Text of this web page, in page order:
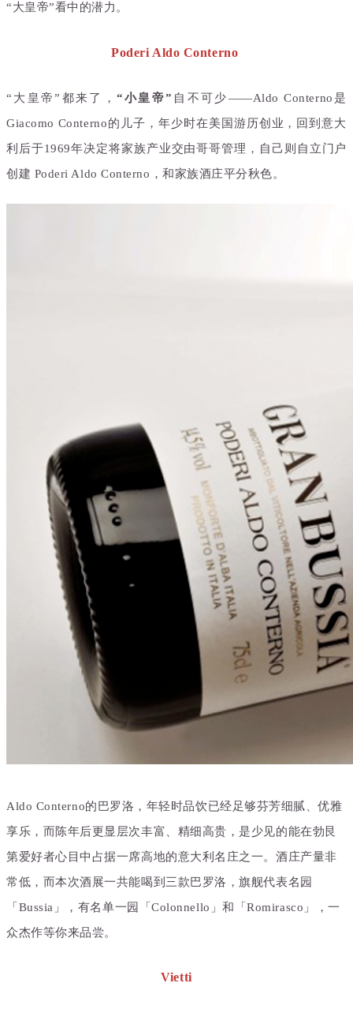
“大皇帝”看中的潜力。
Poderi Aldo Conterno
“大皇帝”都来了， “小皇帝” 自不可少——Aldo Conterno是
Giacomo Conterno的儿子，年少时在美国游历创业，回到意大
利后于1969年决定将家族产业交由哥哥管理，自己则自立门户
创建 Poderi Aldo Conterno，和家族酒庄平分秋色。
Aldo Conterno的巴罗洛，年轻时品饮已经足够芬芳细腻、优雅
享乐，而陈年后更显层次丰富、精细高贵，是少见的能在勃艮
第爱好者心目中占据一席高地的意大利名庄之一。酒庄产量非
常低，而本次酒展一共能喝到 三款巴罗洛，旗舰代表名园
「Bussia」，有名单一园「Colonnello」和「Romirasco」，一
众杰作等你来品尝。
Vietti